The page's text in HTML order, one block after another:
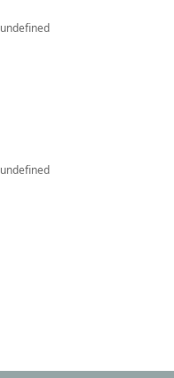
undefined
undefined